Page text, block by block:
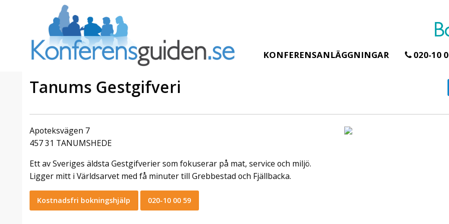
KONFERENSANLÄGGNINGAR 020-10
Tanums Gestgifveri
Apoteksvägen 7
457 31 TANUMSHEDE
Ett av Sveriges äldsta Gestgifverier som fokuserar på mat, service och miljö.
Ligger mitt i Världsarvet med få minuter till Grebbestad och Fjällbacka.
Kostnadsfri bokningshjälp 020-10 00 59
av att
Stockholm Hotel
Julerbjudande
2026 hos oss. Mellan den 23
november och 19 december
stämningsfull mötesplats där
hantverk, tradi ...
Ta över ett helt hotell. På
stranden i Åhus. För grupper
erbjuder vi en full abonnering